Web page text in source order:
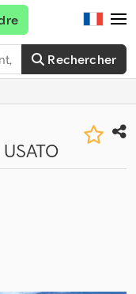
Rechercher